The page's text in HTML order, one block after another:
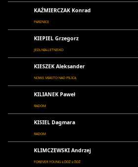
KAŹMIERCZAK Konrad
PARZNICE
KIEPIEL Grzegorz
JEDLNIA-LETNISKO
KIESZEK Aleksander
NOWE MIASTO NAD PILICĄ
KILIANEK Paweł
RADOM
KISIEL Dagmara
RADOM
KLIMCZEWSKI Andrzej
FOREVER YOUNG ŁÓDŹ ŁÓDŹ